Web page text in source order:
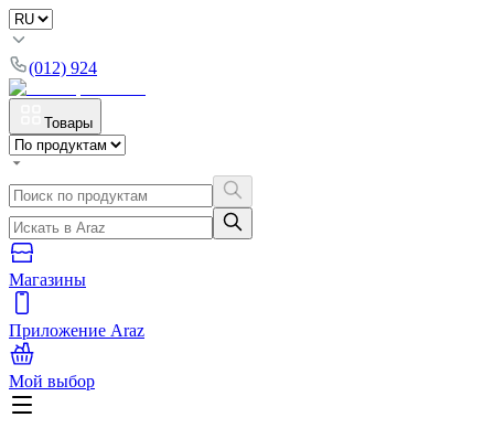
(012) 924
Товары
Магазины
Приложение Araz
Мой выбор